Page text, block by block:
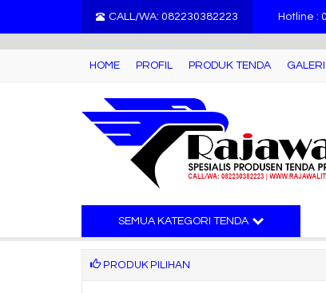
CALL/WA: 082230382223 Hotline :
HOME PROFIL PRODUK TENDA
SEMUA KATEGORI TENDA
PRODUK PILIHAN